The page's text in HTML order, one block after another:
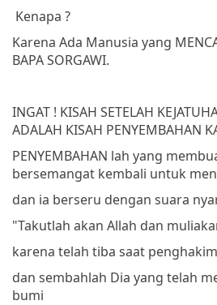
Kenapa ?
Karena Ada Manusia yang
BAPA SORGAWI.
INGAT ! KISAH SETELAH
ADALAH KISAH PENYEMBAHAN
PENYEMBAHAN lah yang
bersemangat kembali untuk
dan ia berseru dengan suara
"Takutlah akan Allah dan
karena telah tiba saat
dan sembahlah Dia yang telah
bumi